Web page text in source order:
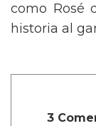
como Rosé
historia al
3